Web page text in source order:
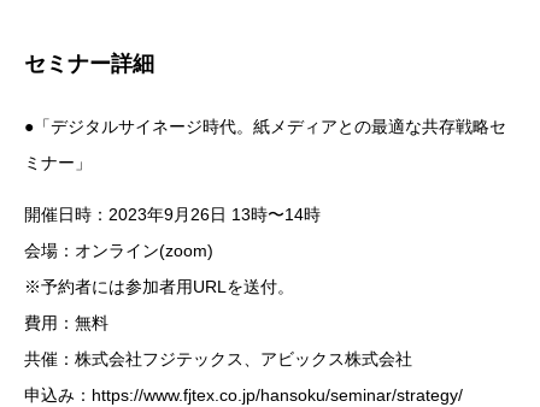
セミナー詳細
●「デジタルサイネージ時代。紙メディアとの最適な共存戦略セ
ミナー」
開催日時：2023年9月26日 13時〜14時
会場：オンライン(zoom)
※予約者には参加者用URLを送付。
費用：無料
共催：株式会社フジテックス、アビックス株式会社
申込み：https://www.fjtex.co.jp/hansoku/seminar/strategy/